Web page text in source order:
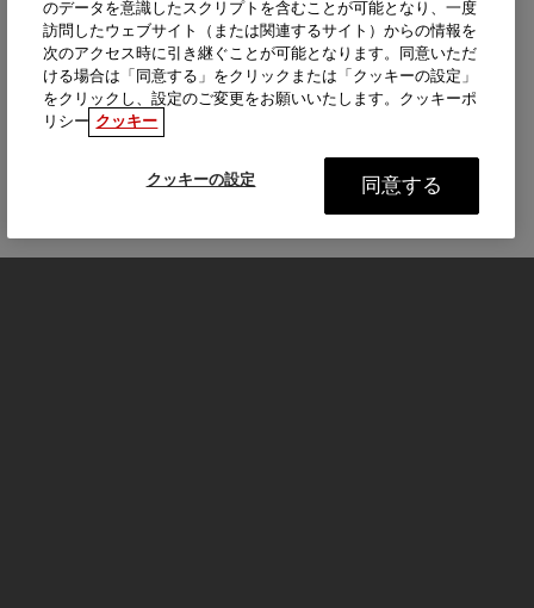
のデータを意識したスクリプトを含むことが可能となり、一度
訪問したウェブサイト（または関連するサイト）からの情報を
次のアクセス時に引き継ぐことが可能となります。同意いただ
ける場合は「同意する」をクリックまたは「クッキーの設定」
をクリックし、設定のご変更をお願いいたします。クッキーポ
リシー クッキー
クッキーの設定 同意する